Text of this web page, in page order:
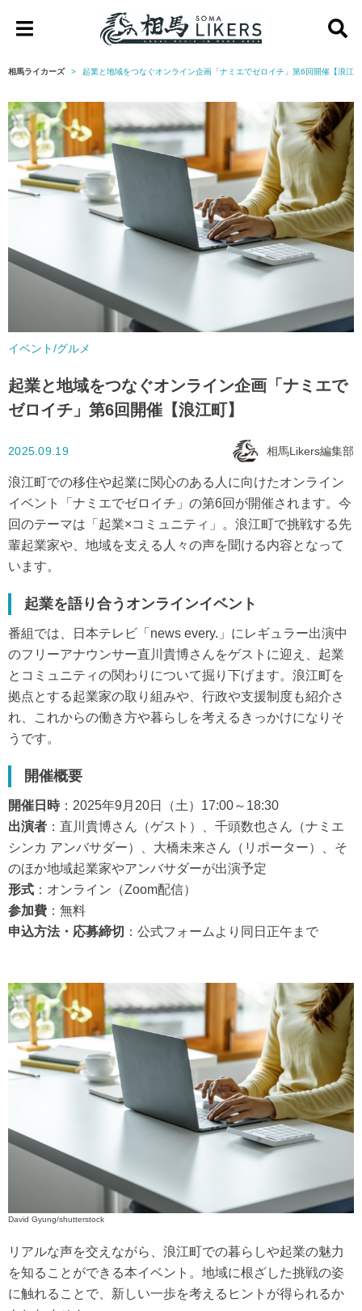
馬
イ
カ
ー
ズ
相馬ライカーズ 起業と地域をつなぐオンライン企画「ナミエでゼロイチ」第6回開催【浪江
イベント/グルメ
起業と地域をつなぐオンライン企画「ナミエで
ゼロイチ」第6回開催【浪江町】
2025.09.19 相馬Likers編集部
浪江町での移住や起業に関心のある人に向けたオンライン
イベント「ナミエでゼロイチ」の第6回が開催されます。今
回のテーマは「起業×コミュニティ」。浪江町で挑戦する先
輩起業家や、地域を支える人々の声を聞ける内容となって
います。
起業を語り合うオンラインイベント
番組では、日本テレビ「news every.」にレギュラー出演中
のフリーアナウンサー直川貴博さんをゲストに迎え、起業
とコミュニティの関わりについて掘り下げます。浪江町を
拠点とする起業家の取り組みや、行政や支援制度も紹介さ
れ、これからの働き方や暮らしを考えるきっかけになりそ
うです。
開催概要
開催日時：2025年9月20日（土）17:00～18:30
出演者 ：直川貴博さん（ゲスト）、千頭数也さん（ナミエ
シンカ アンバサダー）、大橋未来さん（リポーター）、そ
のほか地域起業家やアンバサダーが出演予定
形式 ：オンライン（Zoom配信）
参加費 ：無料
申込方法・応募締切 ：公式フォームより同日正午まで
David Gyung/shutterstock
リアルな声を交えながら、浪江町での暮らしや起業の魅力
を知ることができる本イベント。地域に根ざした挑戦の姿
に触れることで、新しい一歩を考えるヒントが得られるか